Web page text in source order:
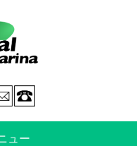
mail
tube
ュー